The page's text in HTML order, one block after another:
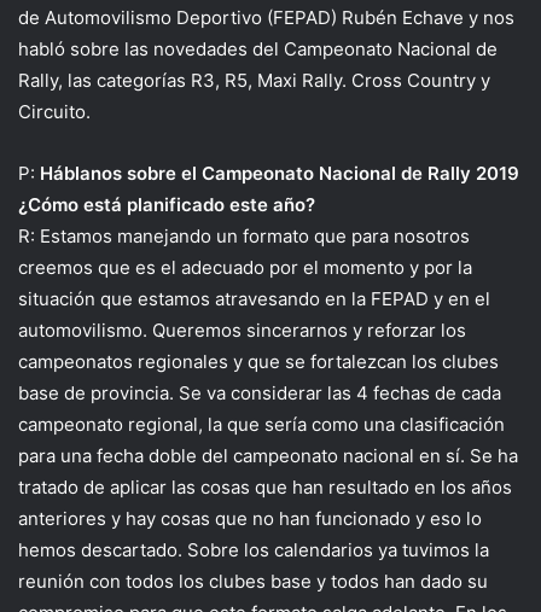
de Automovilismo Deportivo (FEPAD) Rubén Echave y nos
habló sobre las novedades del Campeonato Nacional de
Rally, las categorías R3, R5, Maxi Rally. Cross Country y
Circuito.
P: Háblanos sobre el Campeonato Nacional de Rally 2019
¿Cómo está planificado este año?
R: Estamos manejando un formato que para nosotros
creemos que es el adecuado por el momento y por la
situación que estamos atravesando en la FEPAD y en el
automovilismo. Queremos sincerarnos y reforzar los
campeonatos regionales y que se fortalezcan los clubes
base de provincia. Se va considerar las 4 fechas de cada
campeonato regional, la que sería como una clasificación
para una fecha doble del campeonato nacional en sí. Se ha
tratado de aplicar las cosas que han resultado en los años
anteriores y hay cosas que no han funcionado y eso lo
hemos descartado. Sobre los calendarios ya tuvimos la
reunión con todos los clubes base y todos han dado su